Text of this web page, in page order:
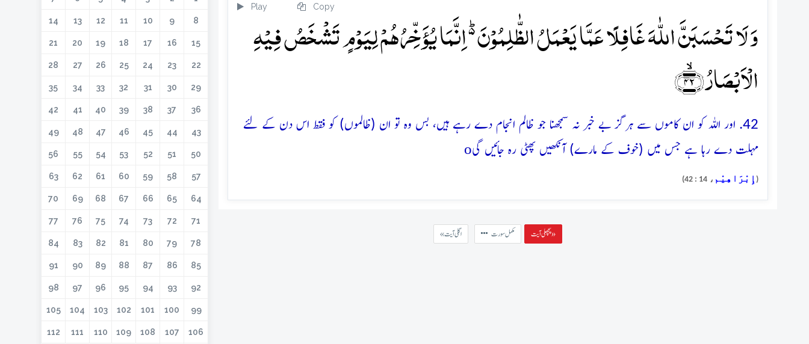
Play Copy
وَ لَا تَحۡسَبَنَّ اللّٰہَ غَافِلًا عَمَّا یَعۡمَلُ الظّٰلِمُوۡنَ ۬ؕ اِنَّمَا یُؤَخِّرُہُمۡ لِیَوۡمٍ تَشۡخَصُ فِیۡہِ
الۡاَبۡصَارُ ﴿ۙ۴۲﴾
42. اور اللہ کو ان کاموں سے ہرگز بے خبر نہ سمجھنا جو ظالم انجام دے رہے ہیں، بس وہ تو ان (ظالموں) کو فقط اس دن کے لئے
مہلت دے رہا ہے جس میں (خوف کے مارے) آنکھیں پھٹی رہ جائیں گیo
( إِبْرَاهِيْم ، 14 : 42)
پچھلی آیت » مکمل سورت « اگلی آیت
8
9
10
11
12
13
14
15
16
17
18
19
20
21
22
23
24
25
26
27
28
29
30
31
32
33
34
35
36
37
38
39
40
41
42
43
44
45
46
47
48
49
50
51
52
53
54
55
56
57
58
59
60
61
62
63
64
65
66
67
68
69
70
71
72
73
74
75
76
77
78
79
80
81
82
83
84
85
86
87
88
89
90
91
92
93
94
95
96
97
98
99
100
101
102
103
104
105
106
107
108
109
110
111
112